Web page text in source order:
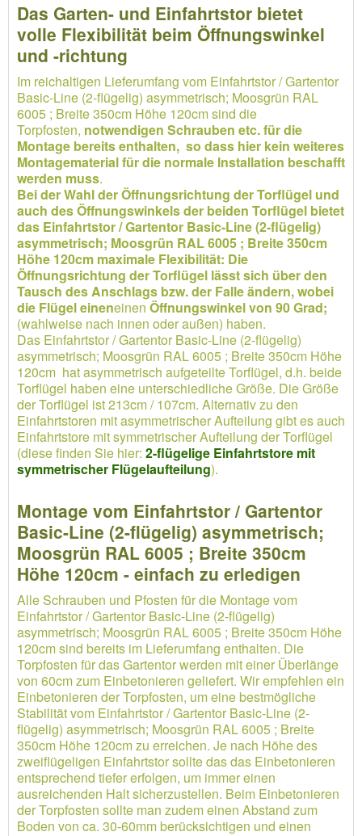
Das Garten- und Einfahrtstor bietet
volle Flexibilität beim Öffnungswinkel
und -richtung
Im reichaltigen Lieferumfang vom Einfahrtstor / Gartentor
Basic-Line (2-flügelig) asymmetrisch; Moosgrün RAL
6005 ; Breite 350cm Höhe 120cm sind die
Torpfosten, notwendigen Schrauben etc. für die
Montage bereits enthalten, so dass hier kein weiteres
Montagematerial für die normale Installation beschafft
werden muss.
Bei der Wahl der Öffnungsrichtung der Torflügel und
auch des Öffnungswinkels der beiden Torflügel bietet
das Einfahrtstor / Gartentor Basic-Line (2-flügelig)
asymmetrisch; Moosgrün RAL 6005 ; Breite 350cm
Höhe 120cm maximale Flexibilität: Die
Öffnungsrichtung der Torflügel lässt sich über den
Tausch des Anschlags bzw. der Falle ändern, wobei
die Flügel eineneinen Öffnungswinkel von 90 Grad;
(wahlweise nach innen oder außen) haben.
Das Einfahrtstor / Gartentor Basic-Line (2-flügelig)
asymmetrisch; Moosgrün RAL 6005 ; Breite 350cm Höhe
120cm hat asymmetrisch aufgeteilte Torflügel, d.h. beide
Torflügel haben eine unterschiedliche Größe. Die Größe
der Torflügel ist 213cm / 107cm. Alternativ zu den
Einfahrtstoren mit asymmetrischer Aufteilung gibt es auch
Einfahrtstore mit symmetrischer Aufteilung der Torflügel
(diese finden Sie hier: 2-flügelige Einfahrtstore mit
symmetrischer Flügelaufteilung).
Montage vom Einfahrtstor / Gartentor
Basic-Line (2-flügelig) asymmetrisch;
Moosgrün RAL 6005 ; Breite 350cm
Höhe 120cm - einfach zu erledigen
Alle Schrauben und Pfosten für die Montage vom
Einfahrtstor / Gartentor Basic-Line (2-flügelig)
asymmetrisch; Moosgrün RAL 6005 ; Breite 350cm Höhe
120cm sind bereits im Lieferumfang enthalten. Die
Torpfosten für das Gartentor werden mit einer Überlänge
von 60cm zum Einbetonieren geliefert. Wir empfehlen ein
Einbetonieren der Torpfosten, um eine bestmögliche
Stabilität vom Einfahrtstor / Gartentor Basic-Line (2-
flügelig) asymmetrisch; Moosgrün RAL 6005 ; Breite
350cm Höhe 120cm zu erreichen. Je nach Höhe des
zweiflügeligen Einfahrtstor sollte das das Einbetonieren
entsprechend tiefer erfolgen, um immer einen
ausreichenden Halt sicherzustellen. Beim Einbetonieren
der Torpfosten sollte man zudem einen Abstand zum
Boden von ca. 30-60mm berücksichtigen und einen